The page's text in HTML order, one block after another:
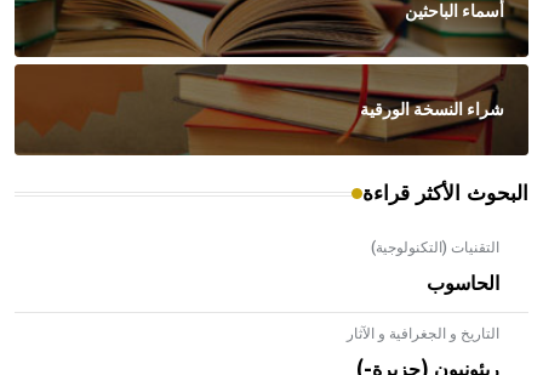
أسماء الباحثين
شراء النسخة الورقية
البحوث الأكثر قراءة
التقنيات (التكنولوجية)
الحاسوب
التاريخ و الجغرافية و الآثار
ريئونيون (جزيرة-)